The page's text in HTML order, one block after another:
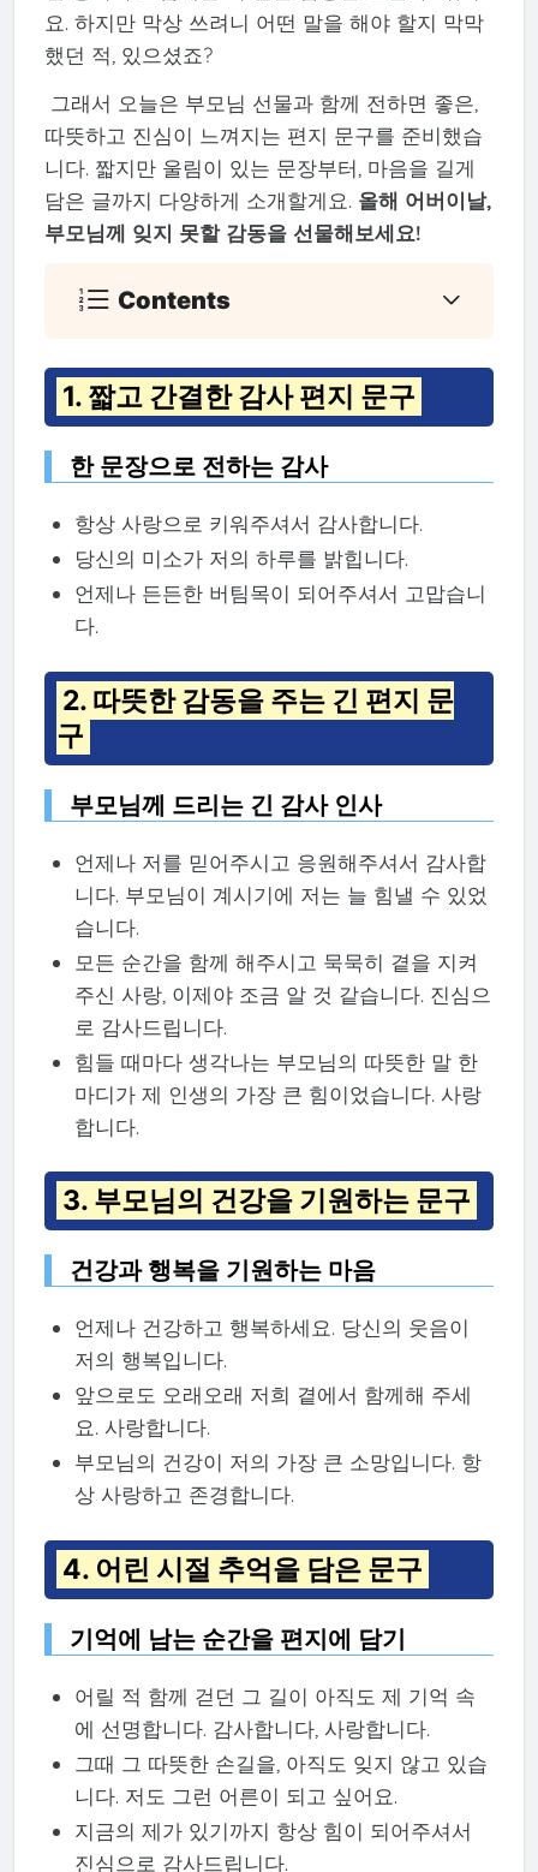
요. 하지만 막상 쓰려니 어떤 말을 해야 할지 막막
했던 적, 있으셨죠?
그래서 오늘은 부모님 선물과 함께 전하면 좋은,
따뜻하고 진심이 느껴지는 편지 문구를 준비했습
니다. 짧지만 울림이 있는 문장부터, 마음을 길게
담은 글까지 다양하게 소개할게요. 올해 어버이날,
부모님께 잊지 못할 감동을 선물해보세요!
Contents
1. 짧고 간결한 감사 편지 문구
한 문장으로 전하는 감사
항상 사랑으로 키워주셔서 감사합니다.
당신의 미소가 저의 하루를 밝힙니다.
언제나 든든한 버팀목이 되어주셔서 고맙습니
다.
2. 따뜻한 감동을 주는 긴 편지 문
구
부모님께 드리는 긴 감사 인사
언제나 저를 믿어주시고 응원해주셔서 감사합
니다. 부모님이 계시기에 저는 늘 힘낼 수 있었
습니다.
모든 순간을 함께 해주시고 묵묵히 곁을 지켜
주신 사랑, 이제야 조금 알 것 같습니다. 진심으
로 감사드립니다.
힘들 때마다 생각나는 부모님의 따뜻한 말 한
마디가 제 인생의 가장 큰 힘이었습니다. 사랑
합니다.
3. 부모님의 건강을 기원하는 문구
건강과 행복을 기원하는 마음
언제나 건강하고 행복하세요. 당신의 웃음이
저의 행복입니다.
앞으로도 오래오래 저희 곁에서 함께해 주세
요. 사랑합니다.
부모님의 건강이 저의 가장 큰 소망입니다. 항
상 사랑하고 존경합니다.
4. 어린 시절 추억을 담은 문구
기억에 남는 순간을 편지에 담기
어릴 적 함께 걷던 그 길이 아직도 제 기억 속
에 선명합니다. 감사합니다, 사랑합니다.
그때 그 따뜻한 손길을, 아직도 잊지 않고 있습
니다. 저도 그런 어른이 되고 싶어요.
지금의 제가 있기까지 항상 힘이 되어주셔서
진심으로 감사드립니다.